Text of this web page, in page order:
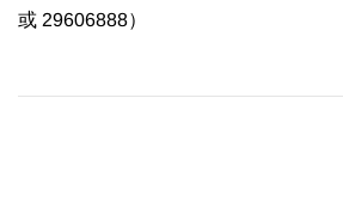
或 29606888）